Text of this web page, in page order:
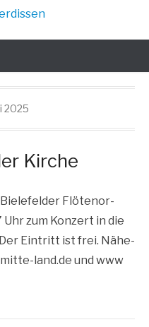
2025
Kirche
Bie­le­fel­der Flö­ten­or­
zum Kon­zert in die
Ein­tritt ist frei. Nähe­
land​.de und www​